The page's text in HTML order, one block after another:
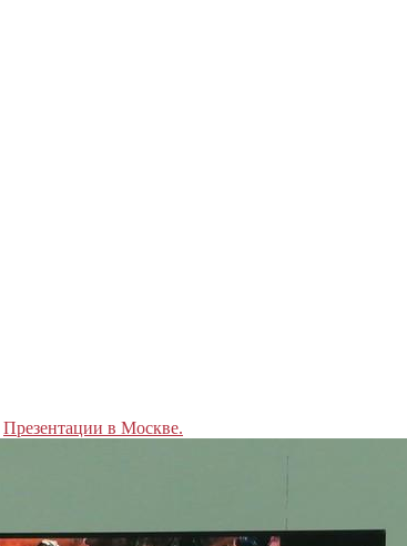
Презентации в Москве.